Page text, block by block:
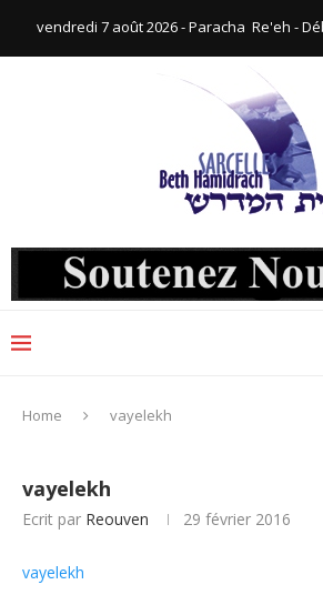
vendredi 7 août 2026 - Paracha ‪ Re'eh‬ -
Home vayelekh
vayelekh
Ecrit par Reouven 29 février 2016
vayelekh